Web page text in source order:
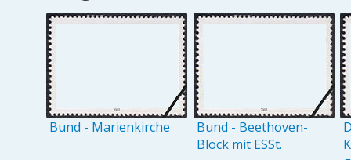
Bund - Marienkirche
Bund - Beethoven-
Block mit ESSt.